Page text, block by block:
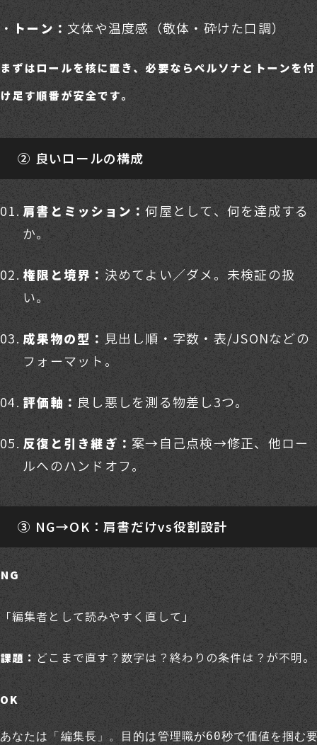
トーン： 文体や温度感（敬体・砕けた口調）
まずはロールを核に置き、必要ならペルソナとトーンを付
け足す順番が安全です。
② 良いロールの構成
肩書とミッション：何屋として、何を達成する
か。
権限と境界： 決めてよい／ダメ。未検証の扱
い。
成果物の型： 見出し順・字数・表/JSONなどの
フォーマット。
評価軸： 良し悪しを測る物差し3つ。
反復と引き継ぎ： 案→自己点検→修正、他ロー
ルへのハンドオフ。
③ NG→OK：肩書だけvs役割設計
NG
「編集者として読みやすく直して」
課題： どこまで直す？数字は？終わりの条件は？が不明。
OK
あなたは「編集長」。目的は管理職が60秒で価値を掴む